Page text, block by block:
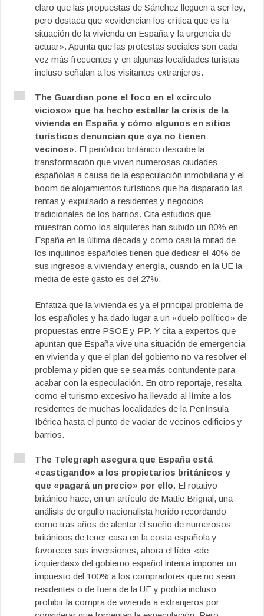
claro que las propuestas de Sánchez lleguen a ser ley,
pero destaca que «evidencian los crítica que es la
situación de la vivienda en España y la urgencia de
actuar». Apunta que las protestas sociales son cada
vez más frecuentes y en algunas localidades turistas
incluso señalan a los visitantes extranjeros.
The Guardian pone el foco en el «círculo
vicioso» que ha hecho estallar la crisis de la
vivienda en España y cómo algunos en sitios
turísticos denuncian que «ya no tienen
vecinos». El periódico británico describe la
transformación que viven numerosas ciudades
españolas a causa de la especulación inmobiliaria y el
boom de alojamientos turísticos que ha disparado las
rentas y expulsado a residentes y negocios
tradicionales de los barrios. Cita estudios que
muestran como los alquileres han subido un 80% en
España en la última década y como casi la mitad de
los inquilinos españoles tienen que dedicar el 40% de
sus ingresos a vivienda y energía, cuando en la UE la
media de este gasto es del 27%.
Enfatiza que la vivienda es ya el principal problema de
los españoles y ha dado lugar a un «duelo político» de
propuestas entre PSOE y PP. Y cita a expertos que
apuntan que España vive una situación de emergencia
en vivienda y que el plan del gobierno no va resolver el
problema y piden que se sea más contundente para
acabar con la especulación. En otro reportaje, resalta
como el turismo excesivo ha llevado al límite a los
residentes de muchas localidades de la Península
Ibérica hasta el punto de vaciar de vecinos edificios y
barrios.
The Telegraph asegura que España está
«castigando» a los propietarios británicos y
que «pagará un precio» por ello. El rotativo
británico hace, en un artículo de Mattie Brignal, una
análisis de orgullo nacionalista herido recordando
como tras años de alentar el sueño de numerosos
británicos de tener casa en la costa española y
favorecer sus inversiones, ahora el líder «de
izquierdas» del gobierno español intenta imponer un
impuesto del 100% a los compradores que no sean
residentes o de fuera de la UE y podría incluso
prohibir la compra de vivienda a extranjeros por